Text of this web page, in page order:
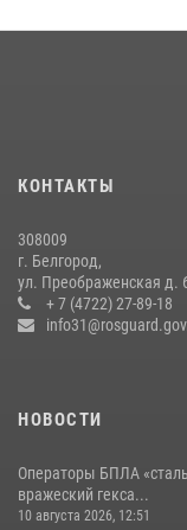
Росгвардейцы провели
сборов «Армата» в
03 августа 2026, 10:12
КОНТАКТЫ
308009
г. Белгород,
ул. Преображенская д.
+ 7 (4722) 27-89-18
НОВОСТИ
Операторы БПЛА
вражеский гекса...
10 августа 2026, 12:51